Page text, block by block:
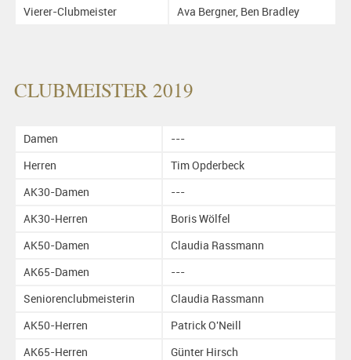
Vierer-Clubmeister
Ava Bergner, Ben Bradley
CLUBMEISTER 2019
Damen
---
Herren
Tim Opderbeck
AK30-Damen
---
AK30-Herren
Boris Wölfel
AK50-Damen
Claudia Rassmann
AK65-Damen
---
Seniorenclubmeisterin
Claudia Rassmann
AK50-Herren
Patrick O'Neill
AK65-Herren
Günter Hirsch